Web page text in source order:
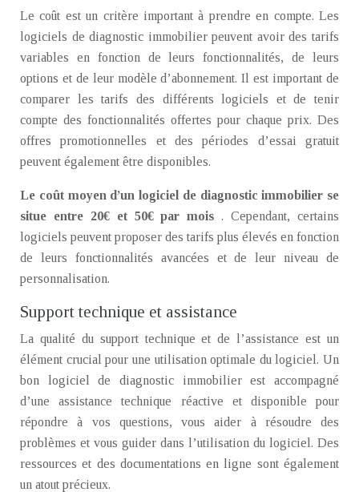
Le coût est un critère important à prendre en compte. Les
logiciels de diagnostic immobilier peuvent avoir des tarifs
variables en fonction de leurs fonctionnalités, de leurs
options et de leur modèle d’abonnement. Il est important de
comparer les tarifs des différents logiciels et de tenir
compte des fonctionnalités offertes pour chaque prix. Des
offres promotionnelles et des périodes d’essai gratuit
peuvent également être disponibles.
Le coût moyen d’un logiciel de diagnostic immobilier se
situe entre 20€ et 50€ par mois . Cependant, certains
logiciels peuvent proposer des tarifs plus élevés en fonction
de leurs fonctionnalités avancées et de leur niveau de
personnalisation.
Support technique et assistance
La qualité du support technique et de l’assistance est un
élément crucial pour une utilisation optimale du logiciel. Un
bon logiciel de diagnostic immobilier est accompagné
d’une assistance technique réactive et disponible pour
répondre à vos questions, vous aider à résoudre des
problèmes et vous guider dans l’utilisation du logiciel. Des
ressources et des documentations en ligne sont également
un atout précieux.